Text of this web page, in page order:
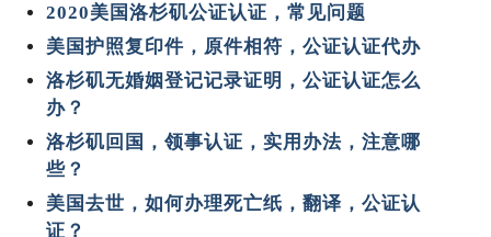
2020美国洛杉矶公证认证，常见问题
美国护照复印件，原件相符，公证认证代办
洛杉矶无婚姻登记记录证明，公证认证怎么
办？
洛杉矶回国，领事认证，实用办法，注意哪
些？
美国去世，如何办理死亡纸，翻译，公证认
证？